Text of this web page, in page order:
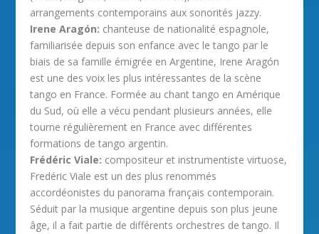
arrangements contemporains aux sonorités jazzy.
Irene Aragón: chanteuse de nationalité espagnole,
familiarisée depuis son enfance avec le tango par le
biais de sa famille émigrée en Argentine, Irene Aragón
est une des voix les plus intéressantes de la scène
tango en France. Formée au chant tango en Amérique
du Sud, où elle a vécu pendant plusieurs années, elle
tourne régulièrement en France avec différentes
formations de tango argentin.
Frédéric Viale: compositeur et instrumentiste virtuose,
Fredéric Viale est un des plus renommés
accordéonistes du panorama français contemporain.
Séduit par la musique argentine depuis son plus jeune
âge, il a fait partie de différents orchestres de tango. Il